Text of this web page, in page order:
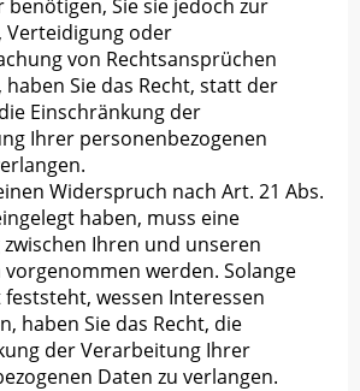
benötigen, Sie sie jedoch zur
Verteidigung oder
von Rechtsansprüchen
Sie das Recht, statt der
Einschränkung der
Ihrer personenbezogenen
Widerspruch nach Art. 21 Abs.
haben, muss eine
Ihren und unseren
vorgenommen werden. Solange
wessen Interessen
haben Sie das Recht, die
der Verarbeitung Ihrer
Daten zu verlangen.